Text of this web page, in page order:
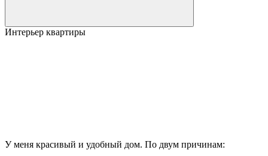
Интерьер квартиры
У меня красивый и удобный дом. По двум причинам: